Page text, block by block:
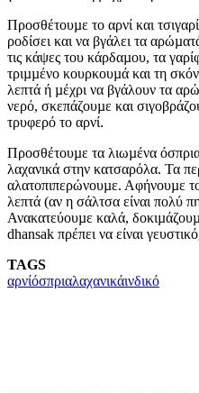
Προσθέτουµε το αρνί και
ροδίσει και να βγάλει τα
τις κάψες του κάρδαµου, τα
τριµµένο κουρκουµά και τη
λεπτά ή µέχρι να βγάλουν τα
νερό, σκεπάζουµε και
τρυφερό το αρνί.
Προσθέτουµε τα λιωµένα
λαχανικά στην κατσαρόλα. Τα
αλατοπιπερώνουµε. Αφήνουµε
λεπτά (αν η σάλτσα είναι πολύ
Ανακατεύουµε καλά,
dhansak πρέπει να είναι
TAGS
αρνίόσπριαλαχανικάινδικό